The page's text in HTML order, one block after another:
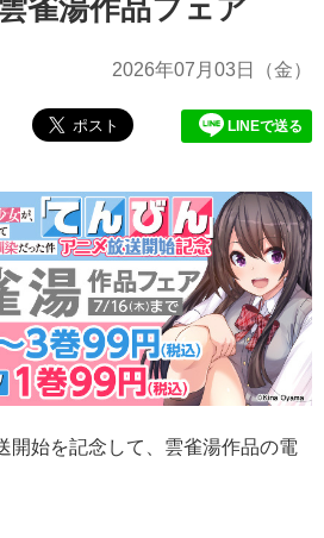
雀湯作品フェア
2026年07月03日 （金）
LINEで送る
開始を記念して、雲雀湯作品の電